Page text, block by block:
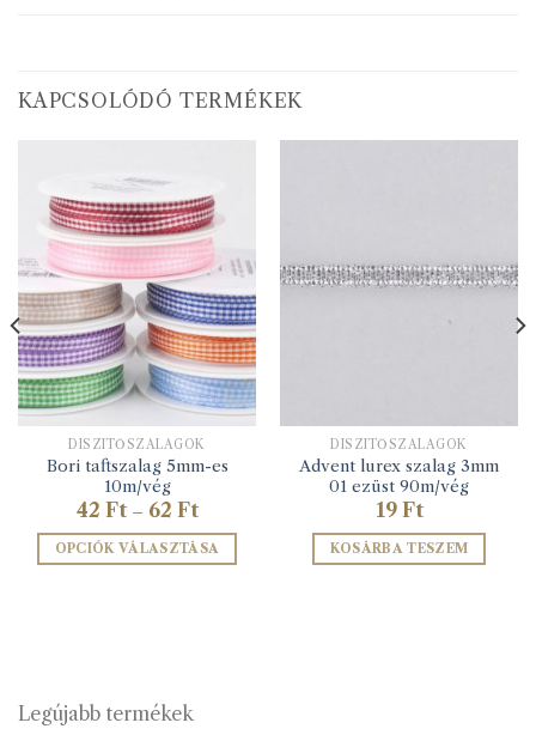
KAPCSOLÓDÓ TERMÉKEK
DÍSZÍTŐSZALAGOK
Bori taftszalag 5mm-es
10m/vég
42 Ft – 62 FtÁrtartomány:
42 Ft
-
62 Ft
OPCIÓK VÁLASZTÁSA
van.
DÍSZÍTŐSZALAGOK
Advent lurex szalag 3mm
01 ezüst 90m/vég
19 Ft
KOSÁRBA TESZEM
Legújabb termékek